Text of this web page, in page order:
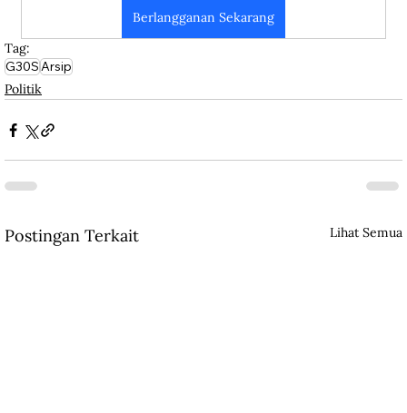
Berlangganan Sekarang
Tag:
G30SArsip
Politik
Postingan Terkait Lihat Semua